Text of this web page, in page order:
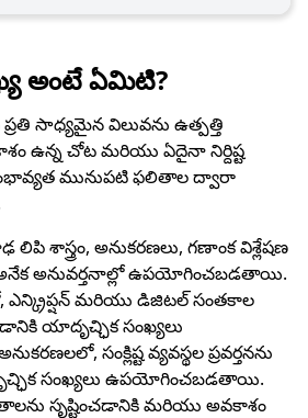
అంటే ఏమిటి?
సాధ్యమైన విలువను ఉత్పత్తి
ఉన్న చోట మరియు ఏదైనా నిర్దిష్ట
మునుపటి ఫలితాల ద్వారా
శాస్త్రం, అనుకరణలు, గణాంక విశ్లేషణ
అనువర్తనాల్లో ఉపయోగించబడతాయి.
ఎన్క్రిప్షన్ మరియు డిజిటల్ సంతకాల
యాదృచ్ఛిక సంఖ్యలు
సంక్లిష్ట వ్యవస్థల ప్రవర్తనను
సంఖ్యలు ఉపయోగించబడతాయి.
సృష్టించడానికి మరియు అవకాశం